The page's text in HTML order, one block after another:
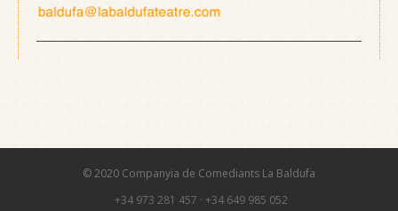
© 2020 Companyia de Comediants La Baldufa
+34 973 281 457 · +34 649 985 052